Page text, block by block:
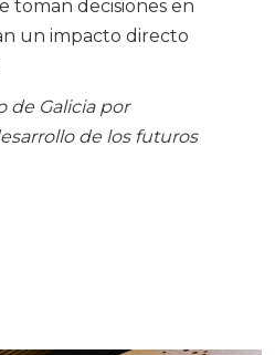
toman decisiones en
un impacto directo
de Galicia por
de los futuros